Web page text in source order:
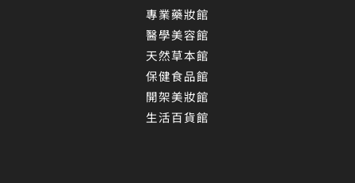
專業藥妝館
醫學美容館
天然草本館
保健食品館
開架美妝館
生活百貨館